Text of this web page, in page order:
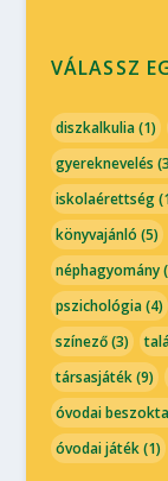
VÁLASSZ
diszkalkulia(1)
gyereknevelés
iskolaérettség
könyvajánló (5)
néphagyomány
pszichológia(4)
színező(3)
társasjáték(9)
óvodai
óvodai játék(1)